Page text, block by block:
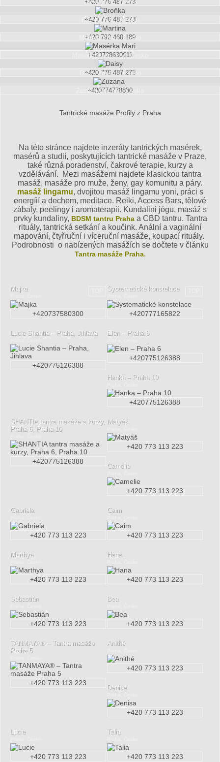
Daisy Brno, Česko
+420 776 487 273
Broňka Brno, Česko
+420 776 487 273
Martina Písek, Česko
+420 792 460 189
Masérka Mari Brno, Česko
+420728630611
Daisy Znojmo, Česko
+420 776 487 273
Zuzana Ostrava, Česko
+420774778880
Tantrické masáže Profily z Praha
Na této stránce najdete inzeráty tantrických masérek,
masérů a studií, poskytujících tantrické masáže v Praze,
také různá poradenství, čakrové terapie, kurzy a
vzdělávání. Mezi masážemi najdete klasickou tantra
masáž, masáže pro muže, ženy, gay komunitu a páry.
masáž lingamu, dvojitou masáž lingamu yoni, práci s
energíií a dechem, meditace. Reiki, Access Bars, tělové
zábaly, peelingy i aromaterapii. Kundalini jógu, masáž s
prvky kundaliny, BDSM tantru Prahaa CBD tantru. Tantra
rituály, tantrická setkání a koučink. Anální a vaginální
mapování, čtyřruční i víceruční masáže, koupací rituály.
Podrobnosti o nabízených masážích se dočtete v článku
Tantra masáže Praha.
Majka
+420737580300
Systematické konstelace
+420777165822
Lucie Shantia – Praha, Jihlava
+420775126388
Elen – Praha 6
+420775126388
Hanka – Praha 10
+420775126388
SHANTIA tantra masáže a kurzy,
Praha 6, Praha 10
+420775126388
Matyáš
+420 773 113 223
Camelie
+420 773 113 223
Gabriela
+420 773 113 223
Caim
+420 773 113 223
Marthya
+420 773 113 223
Hana
+420 773 113 223
Sebastián
+420 773 113 223
Bea
+420 773 113 223
TANMAYA® – Tantra masáže
Praha 5
+420 773 113 223
Anithé
+420 773 113 223
Denisa
+420 773 113 223
Lucie
+420 773 113 223
Talia
+420 773 113 223